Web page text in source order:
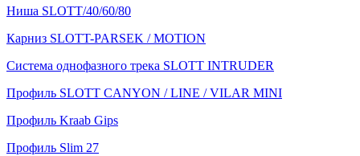
Ниша SLOTT/40/60/80
Карниз SLOTT-PARSEK / MOTION
Система однофазного трека SLOTT INTRUDER
Профиль SLOTT CANYON / LINE / VILAR MINI
Профиль Kraab Gips
Профиль Slim 27